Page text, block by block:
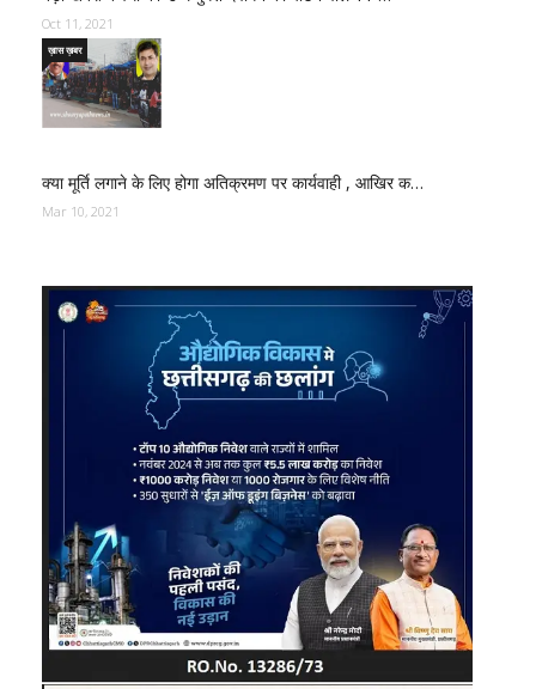
Oct 11, 2021
क्या मूर्ति लगाने के लिए होगा अतिक्रमण पर कार्यवाही , आखिर क…
ख़ास ख़बर
Mar 10, 2021